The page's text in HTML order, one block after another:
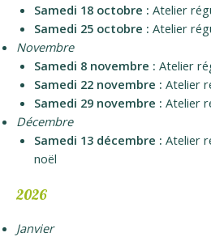
Samedi 18 octobre : Atelier
Samedi 25 octobre : Atelier
Novembre
Samedi 8 novembre : Atelier
Samedi 22 novembre : Atelier
Samedi 29 novembre : Atelier
Décembre
Samedi 13 décembre : Atelier
noël
2026
Janvier